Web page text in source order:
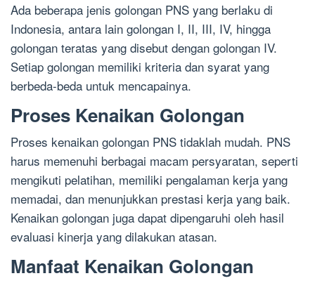
Ada beberapa jenis golongan PNS yang berlaku di
Indonesia, antara lain golongan I, II, III, IV, hingga
golongan teratas yang disebut dengan golongan IV.
Setiap golongan memiliki kriteria dan syarat yang
berbeda-beda untuk mencapainya.
Proses Kenaikan Golongan
Proses kenaikan golongan PNS tidaklah mudah. PNS
harus memenuhi berbagai macam persyaratan, seperti
mengikuti pelatihan, memiliki pengalaman kerja yang
memadai, dan menunjukkan prestasi kerja yang baik.
Kenaikan golongan juga dapat dipengaruhi oleh hasil
evaluasi kinerja yang dilakukan atasan.
Manfaat Kenaikan Golongan